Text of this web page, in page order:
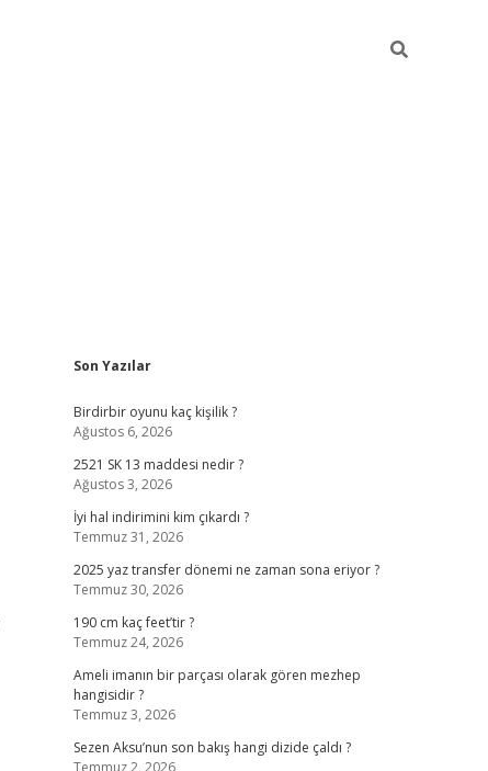
Sidebar
Son Yazılar
Birdirbir oyunu kaç kişilik ?
Ağustos 6, 2026
2521 SK 13 maddesi nedir ?
Ağustos 3, 2026
İyi hal indirimini kim çıkardı ?
Temmuz 31, 2026
2025 yaz transfer dönemi ne zaman sona eriyor ?
Temmuz 30, 2026
190 cm kaç feet’tir ?
Temmuz 24, 2026
Ameli imanın bir parçası olarak gören mezhep
hangisidir ?
Temmuz 3, 2026
Sezen Aksu’nun son bakış hangi dizide çaldı ?
Temmuz 2, 2026